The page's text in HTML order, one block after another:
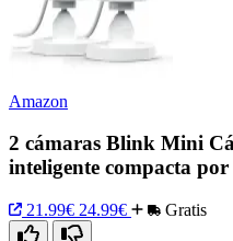
Amazon
2 cámaras Blink Mini
inteligente compacta por
21.99€ 24.99€ Gratis